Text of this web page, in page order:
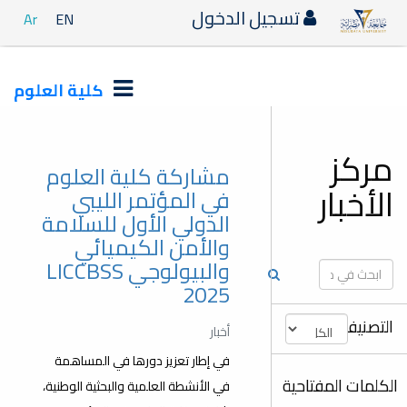
Ar EN
مشاركة كلية العلوم
في المؤتمر الليبي
الدولي الأول للسلامة
والأمن الكيميائي
والبيولوجي LICCBSS
2025
أخبار
في إطار تعزيز دورها في المساهمة
في الأنشطة العلمية والبحثية الوطنية،